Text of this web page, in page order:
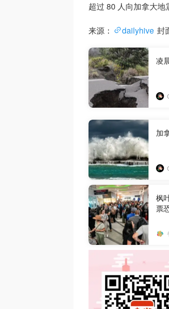
超过 80 人向加拿大地
来源： dailyhive 封
凌
加
枫
票